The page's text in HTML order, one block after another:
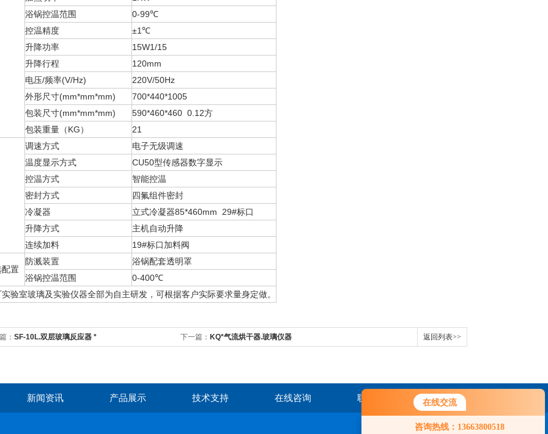
在线交流
咨询热线：13663800518
浴锅控温范围
0-99℃
控温精度
±1℃
升降功率
15W1/15
升降行程
120mm
电压/频率(V/Hz)
220V/50Hz
外形尺寸(mm*mm*mm)
700*440*1005
包装尺寸(mm*mm*mm)
590*460*460 0.12方
包装重量（KG）
21
调速方式
电子无级调速
温度显示方式
CU50型传感器数字显示
控温方式
智能控温
密封方式
四氟组件密封
冷凝器
立式冷凝器85*460mm 29#标口
升降方式
主机自动升降
连续加料
19#标口加料阀
配置
防溅装置
浴锅配套透明罩
浴锅控温范围
0-400℃
验室玻璃及实验仪器全部为自主研发，可根据客户实际要求量身定做。
： SF-10L.双层玻璃反应器 * 下一篇： KQ*气流烘干器.玻璃仪器 返回列表>>
新闻资讯 产品展示 技术支持 在线咨询 联系我们